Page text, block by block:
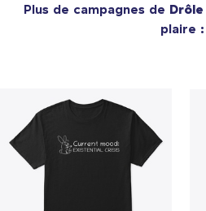
Plus de campagnes de Drôle
plaire :